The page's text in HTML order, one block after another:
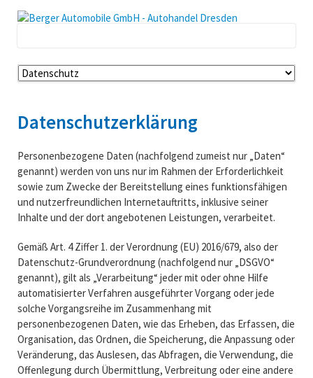
Navigation
Datenschutzerklärung
Personenbezogene Daten (nachfolgend zumeist nur „Daten“
genannt) werden von uns nur im Rahmen der Erforderlichkeit
sowie zum Zwecke der Bereitstellung eines funktionsfähigen
und nutzerfreundlichen Internetauftritts, inklusive seiner
Inhalte und der dort angebotenen Leistungen, verarbeitet.
Gemäß Art. 4 Ziffer 1. der Verordnung (EU) 2016/679, also der
Datenschutz-Grundverordnung (nachfolgend nur „DSGVO“
genannt), gilt als „Verarbeitung“ jeder mit oder ohne Hilfe
automatisierter Verfahren ausgeführter Vorgang oder jede
solche Vorgangsreihe im Zusammenhang mit
personenbezogenen Daten, wie das Erheben, das Erfassen, die
Organisation, das Ordnen, die Speicherung, die Anpassung oder
Veränderung, das Auslesen, das Abfragen, die Verwendung, die
Offenlegung durch Übermittlung, Verbreitung oder eine andere